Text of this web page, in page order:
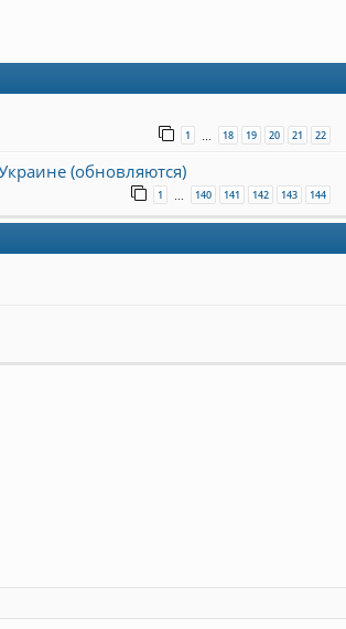
1 … 18 19 20 21 22
(обновляются)
1 … 140 141 142 143 144